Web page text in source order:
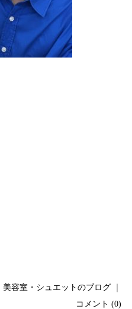
美容室・シュエットのブログ
コメント (0)